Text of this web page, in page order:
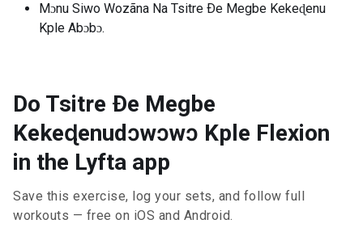
Mɔnu Siwo Wozãna Na Tsitre Ðe Megbe Kekeɖenu
Kple Abɔbɔ.
Do Tsitre Ðe Megbe
Kekeɖenudɔwɔwɔ Kple Flexion
in the Lyfta app
Save this exercise, log your sets, and follow full
workouts — free on iOS and Android.